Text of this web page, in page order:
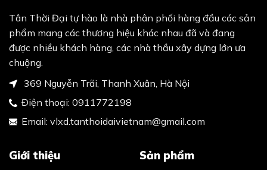
Tân Thời Đại tự hào là nhà phân phối hàng đầu các sản
phẩm mang các thương hiệu khác nhau đã và đang
được nhiều khách hàng, các nhà thầu xây dựng lớn ưa
chuộng.
369 Nguyễn Trãi, Thanh Xuân, Hà Nội
Điện thoại: 0911772198
Email: vlxd.tanthoidaivietnam@gmail.com
Giới thiệu Sản phẩm